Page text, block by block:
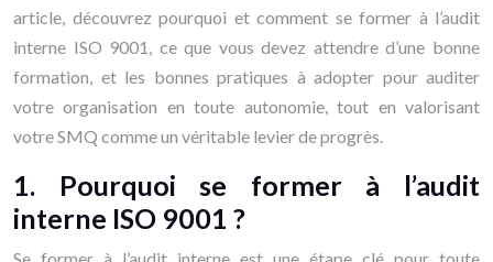
article, découvrez pourquoi et comment se former à l’audit
interne ISO 9001, ce que vous devez attendre d’une bonne
formation, et les bonnes pratiques à adopter pour auditer
votre organisation en toute autonomie, tout en valorisant
votre SMQ comme un véritable levier de progrès.
1. Pourquoi se former à l’audit
interne ISO 9001 ?